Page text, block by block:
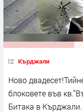
Кърджали
Ново
блоковете във
Битака в